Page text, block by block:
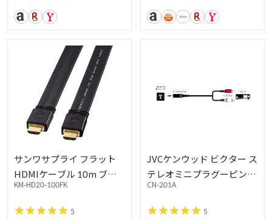
サンワサプライ フラット
HDMIケーブル 10m ブラ
ック KM-HD20-100FK
KM-HD20-100FK
5
JVCケンウッド ビクター ス
テレオミニプラグーピンプ
ラグX2 1.5m CN-201A
CN-201A
5